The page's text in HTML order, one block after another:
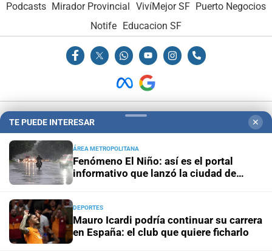
Podcasts Mirador Provincial VivíMejor SF Puerto Negocios
Notife
Educacion SF
Hemeroteca Digital (1930-1979) Receptorías de avisos-
Administración y Publicidad-Elementos institucionales-
Opcionales con El Litoral
MediaKit
TE PUEDE INTERESAR ✕
ÁREA METROPOLITANA
Fenómeno El Niño: así es el portal
informativo que lanzó la ciudad de
DEPORTES
Mauro Icardi podría continuar su carrera
en España: el club que quiere ficharlo